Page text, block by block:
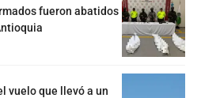
fueron abatidos
vuelo que llevó a un